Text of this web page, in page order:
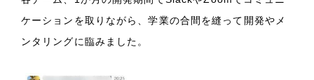
ケーションを取りながら、学業の合間を縫って開発やメ
ンタリングに臨みました。